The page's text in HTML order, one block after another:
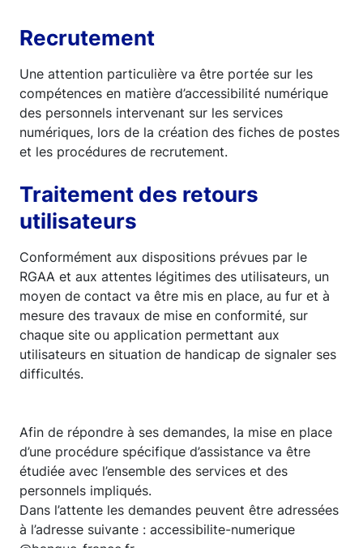
Recrutement
Une attention particulière va être portée sur les
compétences en matière d’accessibilité numérique
des personnels intervenant sur les services
numériques, lors de la création des fiches de postes
et les procédures de recrutement.
Traitement des retours
utilisateurs
Conformément aux dispositions prévues par le
RGAA et aux attentes légitimes des utilisateurs, un
moyen de contact va être mis en place, au fur et à
mesure des travaux de mise en conformité, sur
chaque site ou application permettant aux
utilisateurs en situation de handicap de signaler ses
difficultés.
Afin de répondre à ses demandes, la mise en place
d’une procédure spécifique d’assistance va être
étudiée avec l’ensemble des services et des
personnels impliqués.
Dans l’attente les demandes peuvent être adressées
à l’adresse suivante : accessibilite-numerique